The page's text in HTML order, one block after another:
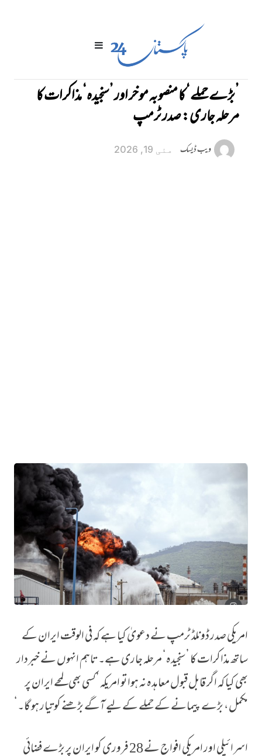
’بڑے حملے‘ کا منصوبہ موخر اور ’سنجیدہ‘ مذاکرات کا
مرحلہ جاری: صدر ٹرمپ
ویب ڈیسک مئی 19, 2026
’بڑے حملے‘ کا منصوبہ موخر اور ’سنجیدہ‘ مذاکرات کا مرحلہ جاری: صدر ٹرمپ
امریکی صدر ڈونلڈ ٹرمپ نے دعویٰ کیا ہے کہ فی الوقت ایران کے
ساتھ مذاکرات کا ’سنجیدہ‘ مرحلہ جاری ہے۔ تاہم انہوں نے خبردار
بھی کیا کہ اگر قابل قبول معاہدہ نہ ہوا تو امریکہ ’کسی بھی لمحے ایران پر
مکمل، بڑے پیمانے کے حملے کے لیے آگے بڑھنے کو تیار ہو گا۔‘
اسرائیلی اور امریکی افواج نے 28 فروری کو ایران پر بڑے فضائی